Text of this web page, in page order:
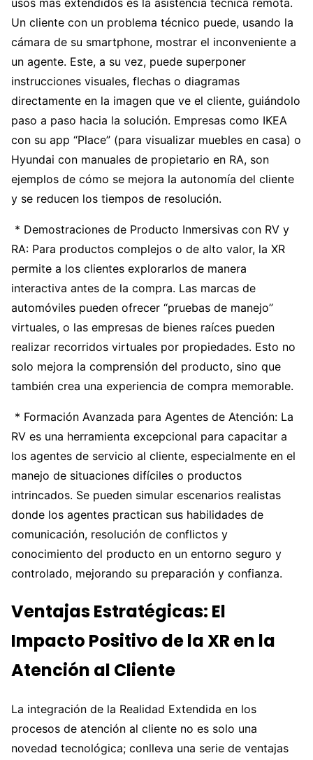
usos más extendidos es la asistencia técnica remota.
Un cliente con un problema técnico puede, usando la
cámara de su smartphone, mostrar el inconveniente a
un agente. Este, a su vez, puede superponer
instrucciones visuales, flechas o diagramas
directamente en la imagen que ve el cliente, guiándolo
paso a paso hacia la solución. Empresas como IKEA
con su app “Place” (para visualizar muebles en casa) o
Hyundai con manuales de propietario en RA, son
ejemplos de cómo se mejora la autonomía del cliente
y se reducen los tiempos de resolución.
* Demostraciones de Producto Inmersivas con RV y
RA: Para productos complejos o de alto valor, la XR
permite a los clientes explorarlos de manera
interactiva antes de la compra. Las marcas de
automóviles pueden ofrecer “pruebas de manejo”
virtuales, o las empresas de bienes raíces pueden
realizar recorridos virtuales por propiedades. Esto no
solo mejora la comprensión del producto, sino que
también crea una experiencia de compra memorable.
* Formación Avanzada para Agentes de Atención: La
RV es una herramienta excepcional para capacitar a
los agentes de servicio al cliente, especialmente en el
manejo de situaciones difíciles o productos
intrincados. Se pueden simular escenarios realistas
donde los agentes practican sus habilidades de
comunicación, resolución de conflictos y
conocimiento del producto en un entorno seguro y
controlado, mejorando su preparación y confianza.
Ventajas Estratégicas: El
Impacto Positivo de la XR en la
Atención al Cliente
La integración de la Realidad Extendida en los
procesos de atención al cliente no es solo una
novedad tecnológica; conlleva una serie de ventajas